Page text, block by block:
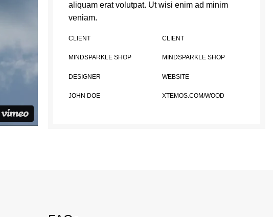
aliquam erat volutpat. Ut wisi enim ad minim
veniam.
CLIENT
MINDSPARKLE SHOP
CLIENT
MINDSPARKLE SHOP
DESIGNER
JOHN DOE
WEBSITE
XTEMOS.COM/WOOD